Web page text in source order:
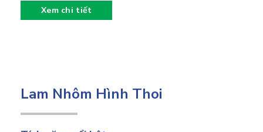
Xem chi tiết
Lam Nhôm Hình Thoi